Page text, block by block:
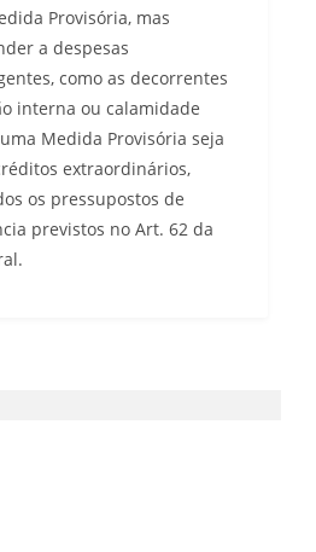
Provisória, mas
a despesas
como as decorrentes
interna ou calamidade
Medida Provisória seja
extraordinários,
os pressupostos de
previstos no Art. 62 da